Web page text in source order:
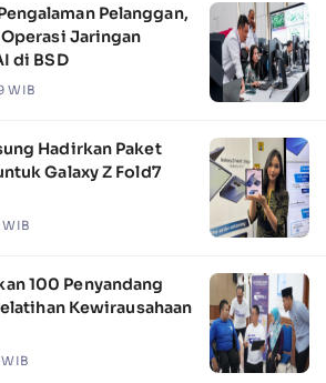
Pelanggan,
Jaringan
di BSD
WIB
Hadirkan Paket
Galaxy Z Fold7
WIB
100 Penyandang
Kewirausahaan